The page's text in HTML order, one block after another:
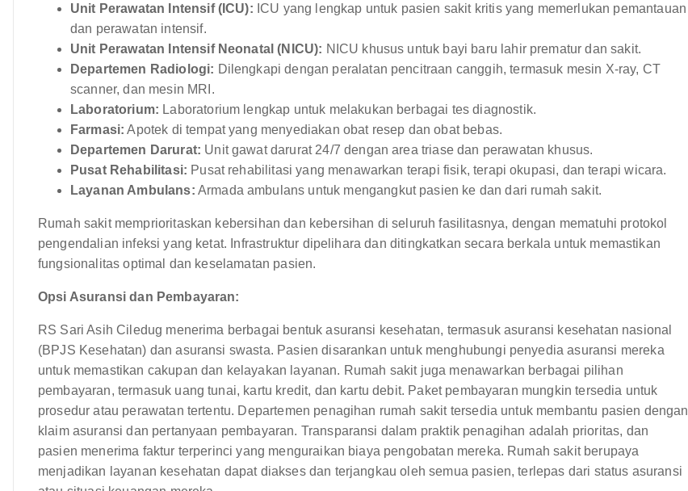
Unit Perawatan Intensif (ICU): ICU yang lengkap untuk pasien sakit kritis yang memerlukan pemantauan
dan perawatan intensif.
Unit Perawatan Intensif Neonatal (NICU): NICU khusus untuk bayi baru lahir prematur dan sakit.
Departemen Radiologi: Dilengkapi dengan peralatan pencitraan canggih, termasuk mesin X-ray, CT
scanner, dan mesin MRI.
Laboratorium: Laboratorium lengkap untuk melakukan berbagai tes diagnostik.
Farmasi: Apotek di tempat yang menyediakan obat resep dan obat bebas.
Departemen Darurat: Unit gawat darurat 24/7 dengan area triase dan perawatan khusus.
Pusat Rehabilitasi: Pusat rehabilitasi yang menawarkan terapi fisik, terapi okupasi, dan terapi wicara.
Layanan Ambulans: Armada ambulans untuk mengangkut pasien ke dan dari rumah sakit.
Rumah sakit memprioritaskan kebersihan dan kebersihan di seluruh fasilitasnya, dengan mematuhi protokol
pengendalian infeksi yang ketat. Infrastruktur dipelihara dan ditingkatkan secara berkala untuk memastikan
fungsionalitas optimal dan keselamatan pasien.
Opsi Asuransi dan Pembayaran:
RS Sari Asih Ciledug menerima berbagai bentuk asuransi kesehatan, termasuk asuransi kesehatan nasional
(BPJS Kesehatan) dan asuransi swasta. Pasien disarankan untuk menghubungi penyedia asuransi mereka
untuk memastikan cakupan dan kelayakan layanan. Rumah sakit juga menawarkan berbagai pilihan
pembayaran, termasuk uang tunai, kartu kredit, dan kartu debit. Paket pembayaran mungkin tersedia untuk
prosedur atau perawatan tertentu. Departemen penagihan rumah sakit tersedia untuk membantu pasien dengan
klaim asuransi dan pertanyaan pembayaran. Transparansi dalam praktik penagihan adalah prioritas, dan
pasien menerima faktur terperinci yang menguraikan biaya pengobatan mereka. Rumah sakit berupaya
menjadikan layanan kesehatan dapat diakses dan terjangkau oleh semua pasien, terlepas dari status asuransi